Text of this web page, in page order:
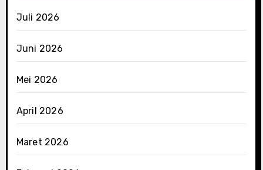
Juli 2026
Juni 2026
Mei 2026
April 2026
Maret 2026